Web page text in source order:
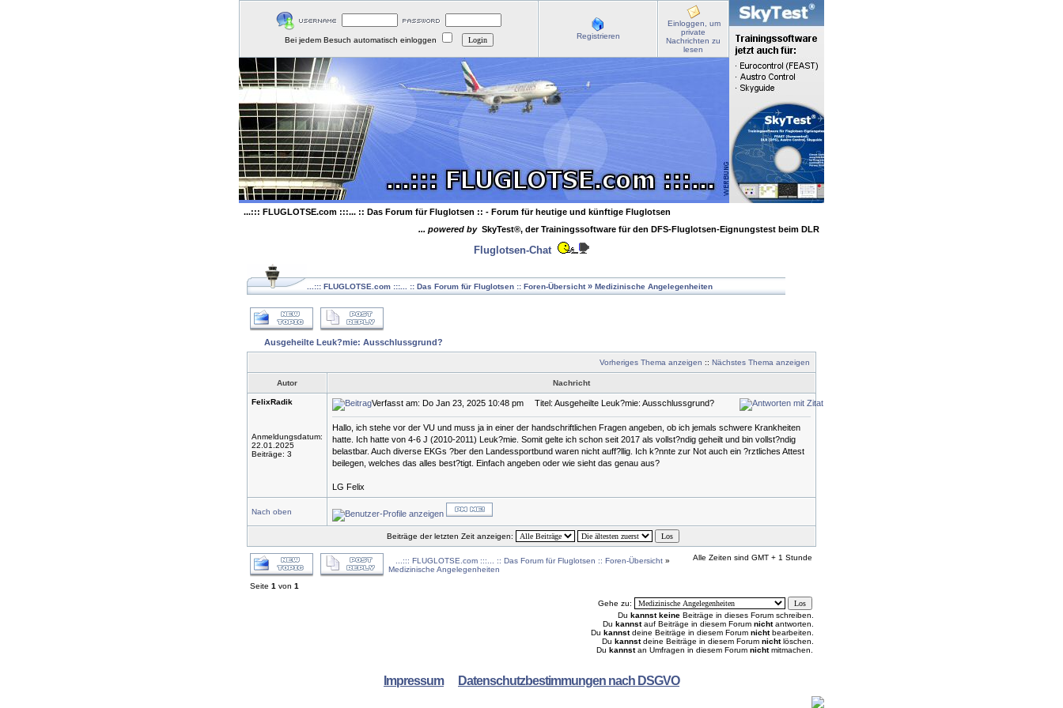
Bei jedem Besuch automatisch einloggen Registrieren
Einloggen, um
private
Nachrichten zu
lesen
...::: FLUGLOTSE.com :::... :: Das Forum für Fluglotsen :: - Forum für heutige und künftige Fluglotsen
... powered by SkyTest®, der Trainingssoftware für den DFS-Fluglotsen-Eignungstest beim DLR
Fluglotsen-Chat
...::: FLUGLOTSE.com :::... :: Das Forum für Fluglotsen :: Foren-Übersicht» Medizinische Angelegenheiten
Ausgeheilte Leuk?mie: Ausschlussgrund?
Vorheriges Thema anzeigen :: Nächstes Thema anzeigen
Autor Nachricht
FelixRadik
Anmeldungsdatum:
22.01.2025
Beiträge: 3
Verfasst am: Do Jan 23, 2025 10:48 pm Titel: Ausgeheilte Leuk?mie: Ausschlussgrund?
Hallo, ich stehe vor der VU und muss ja in einer der handschriftlichen Fragen angeben, ob ich jemals schwere Krankheiten
hatte. Ich hatte von 4-6 J (2010-2011) Leuk?mie. Somit gelte ich schon seit 2017 als vollst?ndig geheilt und bin vollst?ndig
belastbar. Auch diverse EKGs ?ber den Landessportbund waren nicht auff?llig. Ich k?nnte zur Not auch ein ?rztliches Attest
beilegen, welches das alles best?tigt. Einfach angeben oder wie sieht das genau aus?
LG Felix
Nach oben
Beiträge der letzten Zeit anzeigen:
...::: FLUGLOTSE.com :::... :: Das Forum für Fluglotsen :: Foren-Übersicht »
Medizinische Angelegenheiten
Alle Zeiten sind GMT + 1 Stunde
Seite 1 von 1
Gehe zu:
Du kannst keine Beiträge in dieses Forum schreiben.
Du kannstauf Beiträge in diesem Forum nichtantworten.
Du kannstdeine Beiträge in diesem Forum nichtbearbeiten.
Du kannstdeine Beiträge in diesem Forum nichtlöschen.
Du kannstan Umfragen in diesem Forum nichtmitmachen.
Impressum Datenschutzbestimmungen nach DSGVO